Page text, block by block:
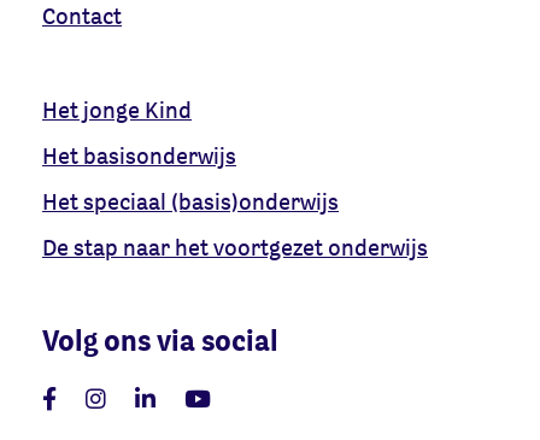
Contact
Het jonge Kind
Het basisonderwijs
Het speciaal (basis)onderwijs
De stap naar het voortgezet onderwijs
Volg ons via social